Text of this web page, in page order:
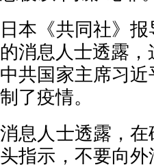
日本《共同社》
的消息人士透露
中共国家主席习
制了疫情。
消息人士透露，
头指示，不要向